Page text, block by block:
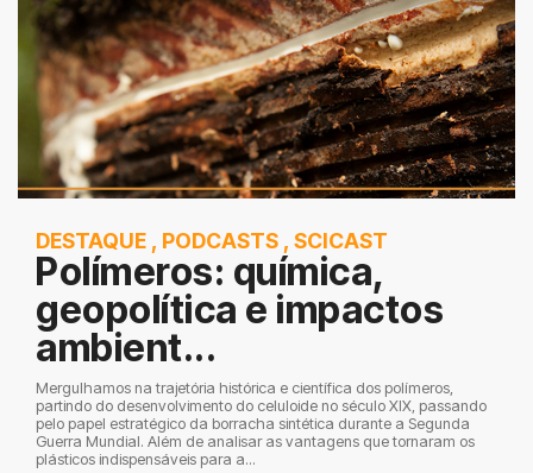
DESTAQUE , PODCASTS , SCICAST
Polímeros: química,
geopolítica e impactos
ambient...
Mergulhamos na trajetória histórica e científica dos polímeros,
partindo do desenvolvimento do celuloide no século XIX, passando
pelo papel estratégico da borracha sintética durante a Segunda
Guerra Mundial. Além de analisar as vantagens que tornaram os
plásticos indispensáveis para a...